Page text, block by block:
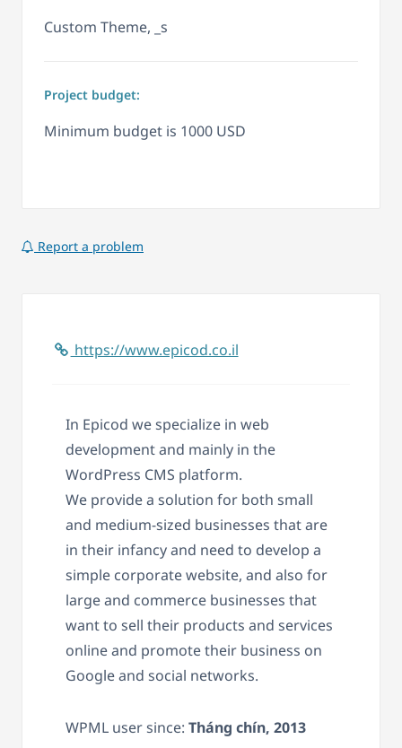
Custom Theme, _s
Project budget:
Minimum budget is 1000 USD
Report a problem
https://www.epicod.co.il
In Epicod we specialize in web
development and mainly in the
WordPress CMS platform.
We provide a solution for both small
and medium-sized businesses that are
in their infancy and need to develop a
simple corporate website, and also for
large and commerce businesses that
want to sell their products and services
online and promote their business on
Google and social networks.
WPML user since: Tháng chín, 2013